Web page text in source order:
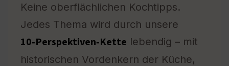
Keine oberflächlichen Kochtipps.
Jedes Thema wird durch unsere
10‑Perspektiven‑Kette lebendig – mit
historischen Vordenkern der Küche,